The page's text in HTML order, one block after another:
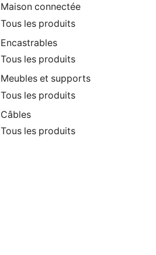
Maison connectée
Tous les produits
Encastrables
Tous les produits
Meubles et supports
Tous les produits
Câbles
Tous les produits